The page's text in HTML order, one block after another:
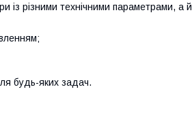
із різними технічними параметрами, а й
будь-яких задач.